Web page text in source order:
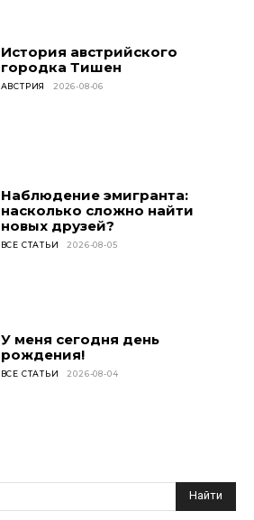
История австрийского
городка Тишен
АВСТРИЯ 2026-08-06
Наблюдение эмигранта:
насколько сложно найти
новых друзей?
ВСЕ СТАТЬИ 2026-08-05
У меня сегодня день
рождения!
ВСЕ СТАТЬИ 2026-08-04
Найти